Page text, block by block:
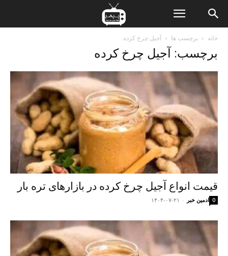
خانه برچسب ها آجیل چرخ کرده
برچسب: آجیل چرخ کرده
قیمت انواع آجیل چرخ کرده در بازارهای تره بار
ادمین خبر - ۱۴۰۴-۰۷-۲۱ 0